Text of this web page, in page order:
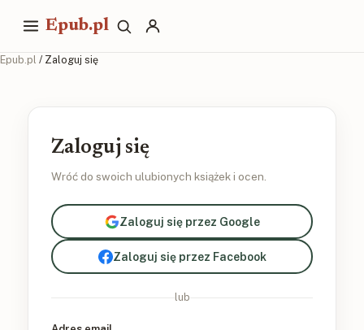
Epub.pl
Epub.pl / Zaloguj się
Zaloguj się
Wróć do swoich ulubionych książek i ocen.
Zaloguj się przez Google
Zaloguj się przez Facebook
lub